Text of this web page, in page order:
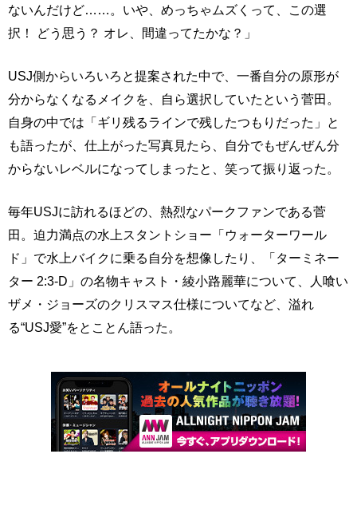
ないんだけど……。いや、めっちゃムズくって、この選
択！ どう思う？ オレ、間違ってたかな？」
USJ側からいろいろと提案された中で、一番自分の原形が
分からなくなるメイクを、自ら選択していたという菅田。
自身の中では「ギリ残るラインで残したつもりだった」と
も語ったが、仕上がった写真見たら、自分でもぜんぜん分
からないレベルになってしまったと、笑って振り返った。
毎年USJに訪れるほどの、熱烈なパークファンである菅
田。迫力満点の水上スタントショー「ウォーターワール
ド」で水上バイクに乗る自分を想像したり、「ターミネー
ター 2:3-D」の名物キャスト・綾小路麗華について、人喰い
ザメ・ジョーズのクリスマス仕様についてなど、溢れ
る“USJ愛”をとことん語った。